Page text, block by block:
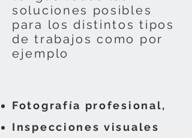
soluciones posibles
para los distintos tipos
de trabajos como por
ejemplo
Fotografía profesional,
Inspecciones visuales